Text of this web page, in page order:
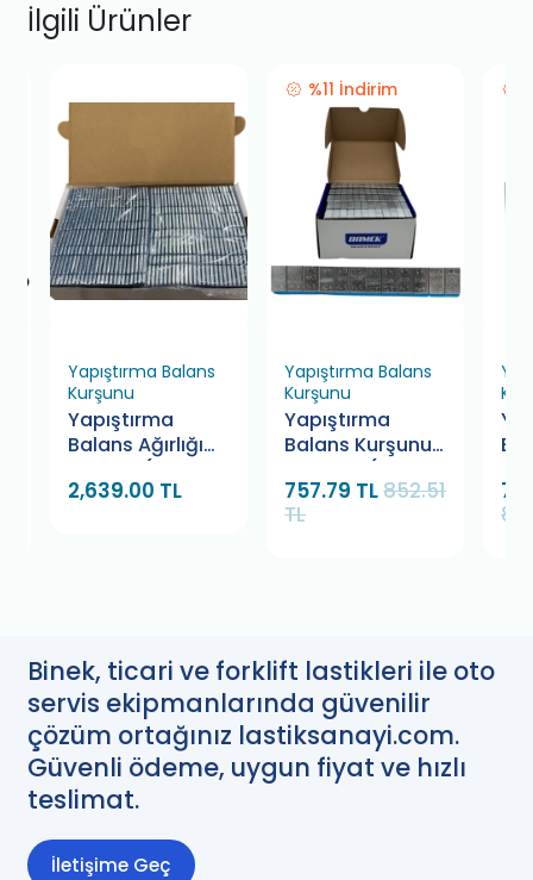
İlgili Ürünler
Yapıştırma Balans
Kurşunu
Yapıştırma
Balans Ağırlığı
5-10 gr. (400
Adet)
2,639.00 TL
%11 İndirim
Yapıştırma Balans
Kurşunu
Yapıştırma
Balans Kurşunu
5x5 BMK (100
Adet)
757.79 TL852.51
TL
Binek, ticari ve forklift lastikleri ile oto
servis ekipmanlarında güvenilir
çözüm ortağınız lastiksanayi.com.
Güvenli ödeme, uygun fiyat ve hızlı
teslimat.
İletişime Geç